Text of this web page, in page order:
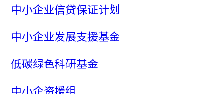
中小企业信贷保证计划
中小企业发展支援基金
低碳绿色科研基金
中小企资援组